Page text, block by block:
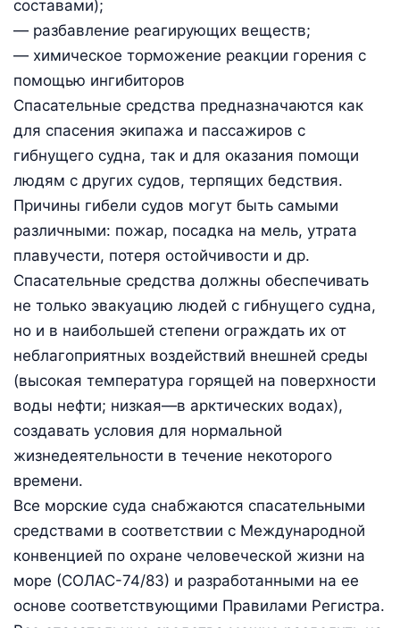
составами);
— разбавление реагирующих веществ;
— химическое торможение реакции горения с
помощью ингибиторов
Спасательные средства предназначаются как
для спасения экипажа и пассажиров с
гибнущего судна, так и для оказания помощи
людям с других судов, терпящих бедствия.
Причины гибели судов могут быть самыми
различными: пожар, посадка на мель, утрата
плавучести, потеря остойчивости и др.
Спасательные средства должны обеспечивать
не только эвакуацию людей с гибнущего судна,
но и в наибольшей степени ограждать их от
неблагоприятных воздействий внешней среды
(высокая температура горящей на поверхности
воды нефти; низкая—в арктических водах),
создавать условия для нормальной
жизнедеятельности в течение некоторого
времени.
Все морские суда снабжаются спасательными
средствами в соответствии с Международной
конвенцией по охране человеческой жизни на
море (СОЛАС-74/83) и разработанными на ее
основе соответствующими Правилами Регистра.